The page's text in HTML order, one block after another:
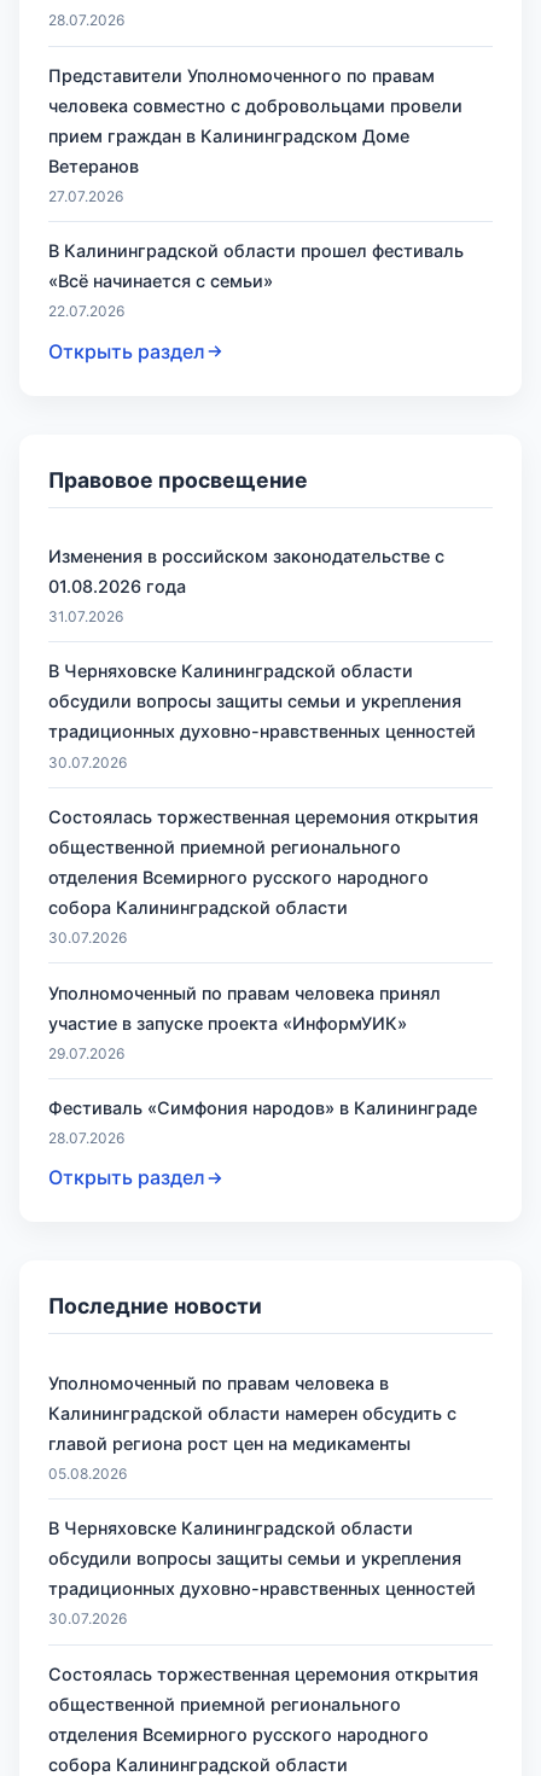
28.07.2026
Представители Уполномоченного по правам
человека совместно с добровольцами провели
прием граждан в Калининградском Доме
Ветеранов
27.07.2026
В Калининградской области прошел фестиваль
«Всё начинается с семьи»
22.07.2026
Открыть раздел
Правовое просвещение
Изменения в российском законодательстве с
01.08.2026 года
31.07.2026
В Черняховске Калининградской области
обсудили вопросы защиты семьи и укрепления
традиционных духовно-нравственных ценностей
30.07.2026
Состоялась торжественная церемония открытия
общественной приемной регионального
отделения Всемирного русского народного
собора Калининградской области
30.07.2026
Уполномоченный по правам человека принял
участие в запуске проекта «ИнформУИК»
29.07.2026
Фестиваль «Симфония народов» в Калининграде
28.07.2026
Открыть раздел
Последние новости
Уполномоченный по правам человека в
Калининградской области намерен обсудить с
главой региона рост цен на медикаменты
05.08.2026
В Черняховске Калининградской области
обсудили вопросы защиты семьи и укрепления
традиционных духовно-нравственных ценностей
30.07.2026
Состоялась торжественная церемония открытия
общественной приемной регионального
отделения Всемирного русского народного
собора Калининградской области